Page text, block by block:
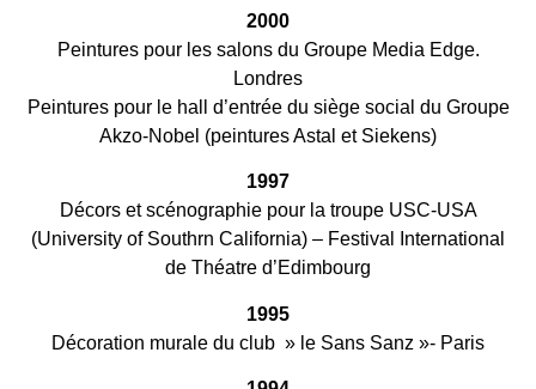
2000
Peintures pour les salons du Groupe Media Edge.
Londres
Peintures pour le hall d’entrée du siège social du Groupe
Akzo-Nobel (peintures Astal et Siekens)
1997
Décors et scénographie pour la troupe USC-USA
(University of Southrn California) – Festival International
de Théatre d’Edimbourg
1995
Décoration murale du club » le Sans Sanz »- Paris